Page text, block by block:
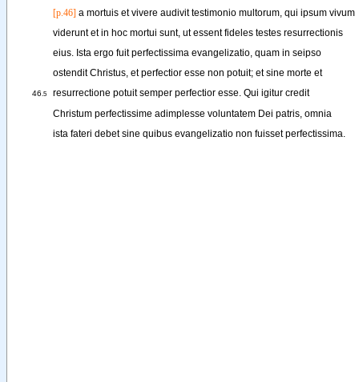
[p.46] a mortuis et vivere audivit testimonio multorum, qui ipsum vivum
viderunt et in hoc mortui sunt, ut essent fideles testes resurrectionis
eius. Ista ergo fuit perfectissima evangelizatio, quam in seipso
ostendit Christus, et perfectior esse non potuit; et sine morte et
46.5 resurrectione potuit semper perfectior esse. Qui igitur credit
Christum perfectissime adimplesse voluntatem Dei patris, omnia
ista fateri debet sine quibus evangelizatio non fuisset perfectissima.